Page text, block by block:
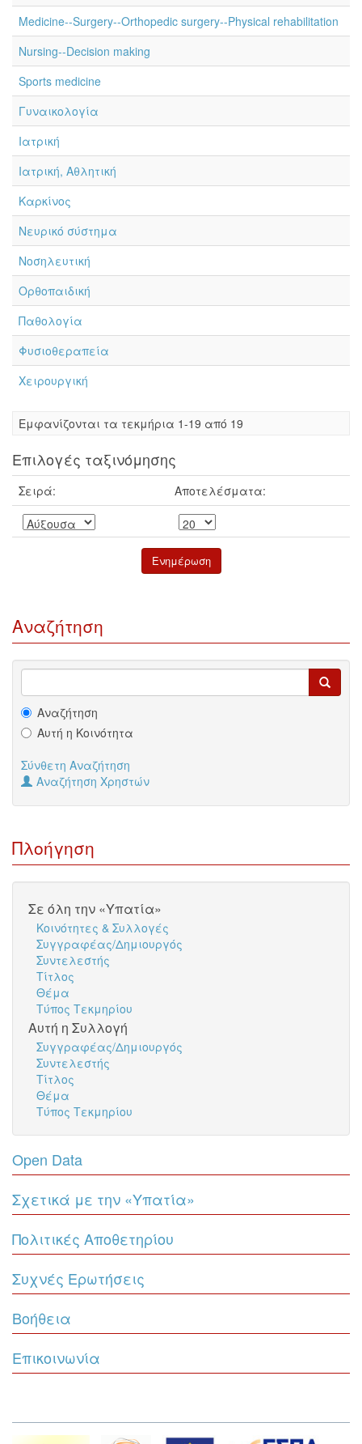
Medicine--Surgery--Orthopedic surgery--Physical rehabilitation
Nursing--Decision making
Sports medicine
Γυναικολογία
Ιατρική
Ιατρική, Αθλητική
Καρκίνος
Νευρικό σύστημα
Νοσηλευτική
Ορθοπαιδική
Παθολογία
Φυσιοθεραπεία
Χειρουργική
Eμφανίζονται τα τεκμήρια 1-19 από 19
Επιλογές ταξινόμησης
Σειρά: Αποτελέσματα:
Αναζήτηση
Αναζήτηση
Αυτή η Κοινότητα
Σύνθετη Αναζήτηση
Αναζήτηση Χρηστών
Πλοήγηση
Σε όλη την «Υπατία»
Κοινότητες & Συλλογές
Συγγραφέας/Δημιουργός
Συντελεστής
Τίτλος
Θέμα
Τύπος Τεκμηρίου
Αυτή η Συλλογή
Συγγραφέας/Δημιουργός
Συντελεστής
Τίτλος
Θέμα
Τύπος Τεκμηρίου
Open Data
Σχετικά με την «Υπατία»
Πολιτικές Αποθετηρίου
Συχνές Ερωτήσεις
Βοήθεια
Επικοινωνία